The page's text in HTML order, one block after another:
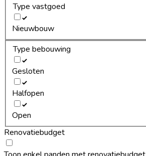
Type vastgoed
Nieuwbouw
Type bebouwing
Gesloten
Halfopen
Open
Renovatiebudget